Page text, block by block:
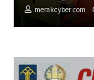
merakcyber.com